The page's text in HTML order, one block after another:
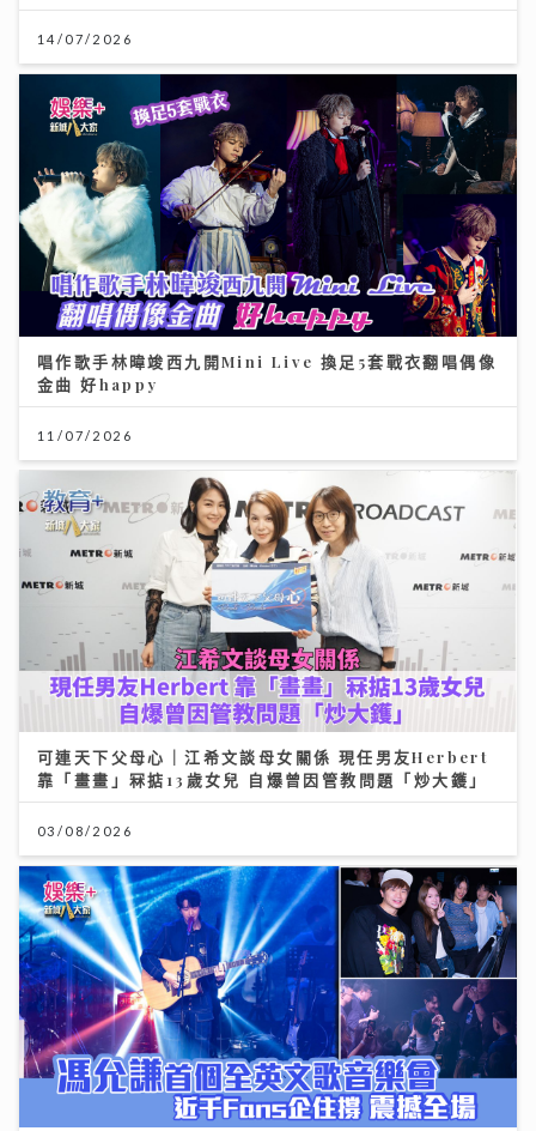
14/07/2026
唱作歌手林暐竣西九開Mini Live 換足5套戰衣翻唱偶像
金曲 好happy
11/07/2026
可連天下父母心｜江希文談母女關係 現任男友Herbert
靠「畫畫」冧掂13歲女兒 自爆曾因管教問題「炒大鑊」
03/08/2026